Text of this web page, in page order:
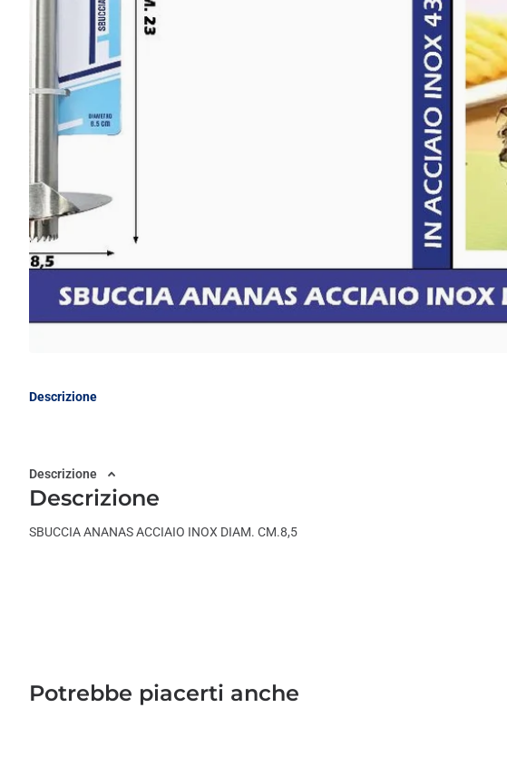
Descrizione
Descrizione
Descrizione
SBUCCIA ANANAS ACCIAIO INOX DIAM. CM.8,5
Potrebbe piacerti anche